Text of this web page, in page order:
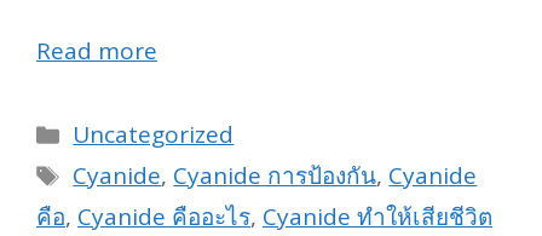
Read more
Categories
Uncategorized
Tags
Cyanide, Cyanide การป้องกัน, Cyanide
คือ, Cyanide คืออะไร, Cyanide ทำให้เสียชีวิต